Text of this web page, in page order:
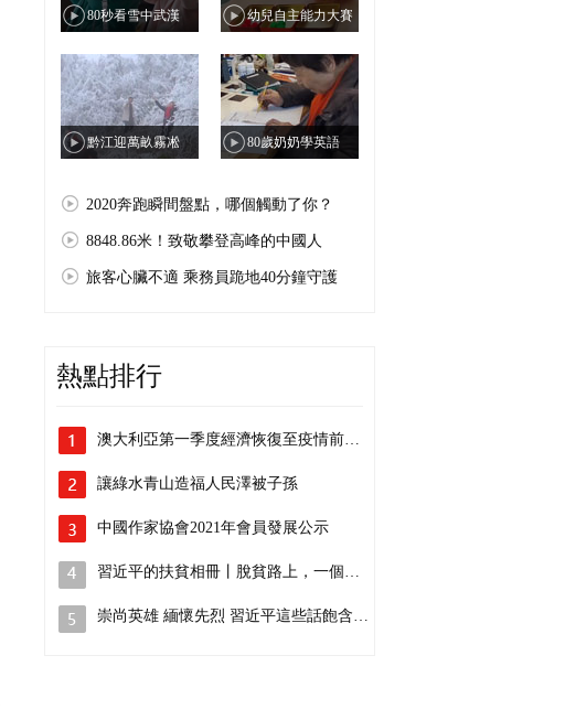
80秒看雪中武漢 幼兒自主能力大賽
黔江迎萬畝霧凇 80歲奶奶學英語
2020奔跑瞬間盤點，哪個觸動了你？
8848.86米！致敬攀登高峰的中國人
旅客心臟不適 乘務員跪地40分鐘守護
熱點排行
澳大利亞第一季度經濟恢復至疫情前水平
讓綠水青山造福人民澤被子孫
中國作家協會2021年會員發展公示
習近平的扶貧相冊丨脫貧路上，一個民族都…
崇尚英雄 緬懷先烈 習近平這些話飽含深情